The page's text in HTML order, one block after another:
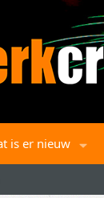
is er nieuw